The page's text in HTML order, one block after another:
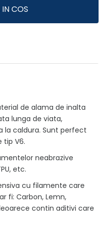
COS
de alama de inalta
lunga de viata,
la caldura. Sunt perfect
tip V6.
neabrazive
etc.
cu filamente care
fi: Carbon, Lemn,
contin aditivi care